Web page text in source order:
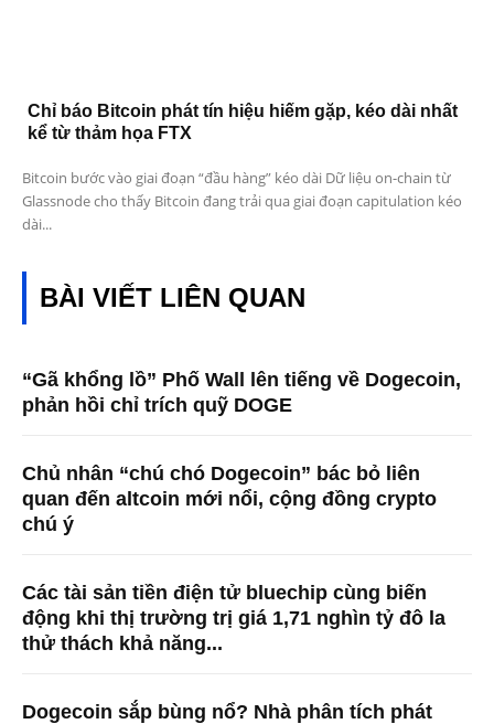
Chỉ báo Bitcoin phát tín hiệu hiếm gặp, kéo dài nhất
kể từ thảm họa FTX
Bitcoin bước vào giai đoạn “đầu hàng” kéo dài Dữ liệu on-chain từ
Glassnode cho thấy Bitcoin đang trải qua giai đoạn capitulation kéo
dài...
BÀI VIẾT LIÊN QUAN
“Gã khổng lồ” Phố Wall lên tiếng về Dogecoin,
phản hồi chỉ trích quỹ DOGE
Chủ nhân “chú chó Dogecoin” bác bỏ liên
quan đến altcoin mới nổi, cộng đồng crypto
chú ý
Các tài sản tiền điện tử bluechip cùng biến
động khi thị trường trị giá 1,71 nghìn tỷ đô la
thử thách khả năng...
Dogecoin sắp bùng nổ? Nhà phân tích phát